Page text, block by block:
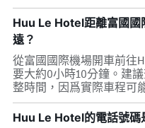
Huu Le Hotel距離富國國
遠？
從富國國際機場開車前往
要大約0小時10分鐘。建
整時間，因爲實際車程可
Huu Le Hotel的電話號碼